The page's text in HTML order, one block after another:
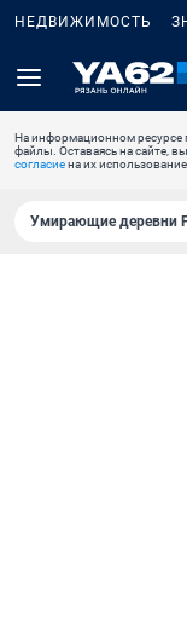
НЕДВИЖИМОСТЬ
На информационном ресурсе
файлы. Оставаясь на сайте,
согласиена их использование.
Умирающие деревни